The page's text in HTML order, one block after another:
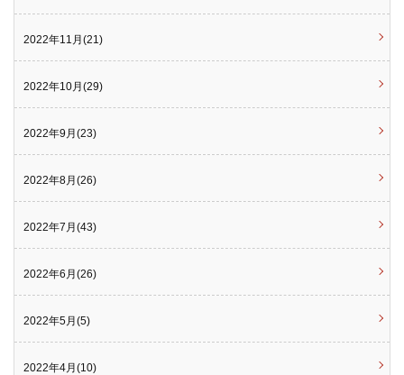
2022年11月(21)
2022年10月(29)
2022年9月(23)
2022年8月(26)
2022年7月(43)
2022年6月(26)
2022年5月(5)
2022年4月(10)